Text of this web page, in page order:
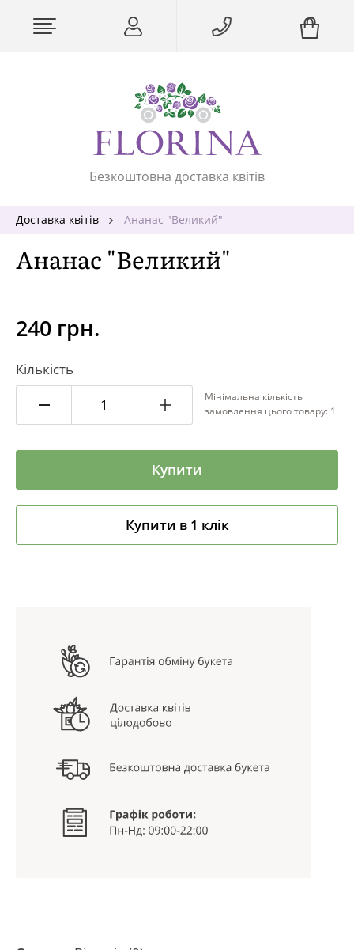
Безкоштовна доставка квітів
Доставка квітів Ананас "Великий"
Ананас "Великий"
240 грн.
Кількість
Мінімальна кількість
замовлення цього товару: 1
Купити
Купити в 1 клік